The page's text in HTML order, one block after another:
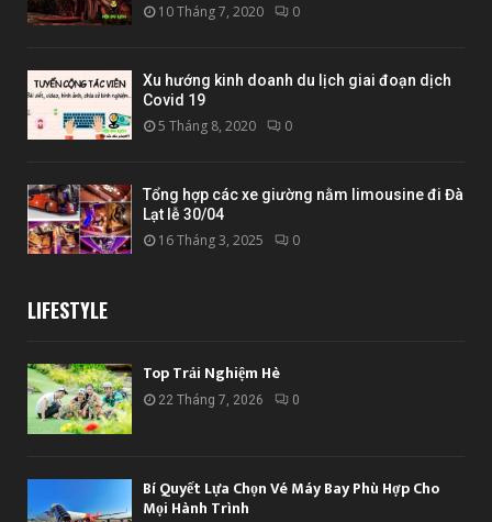
10 Tháng 7, 2020 0
Xu hướng kinh doanh du lịch giai đoạn dịch
Covid 19
5 Tháng 8, 2020 0
Tổng hợp các xe giường nằm limousine đi Đà
Lạt lễ 30/04
16 Tháng 3, 2025 0
LIFESTYLE
Top Trải Nghiệm Hè
22 Tháng 7, 2026 0
Bí Quyết Lựa Chọn Vé Máy Bay Phù Hợp Cho
Mọi Hành Trình